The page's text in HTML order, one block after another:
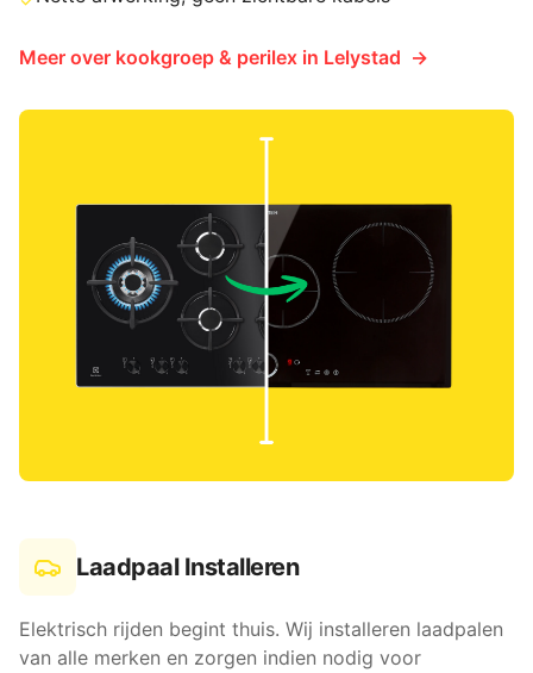
Meer over kookgroep & perilex in Lelystad →
Laadpaal Installeren
Elektrisch rijden begint thuis. Wij installeren laadpalen
van alle merken en zorgen indien nodig voor